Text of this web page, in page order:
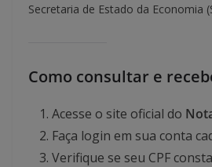
Secretaria de Estado da Economia
Como consultar e
Acesse o site oficial do
Faça login em sua conta
Verifique se seu CPF